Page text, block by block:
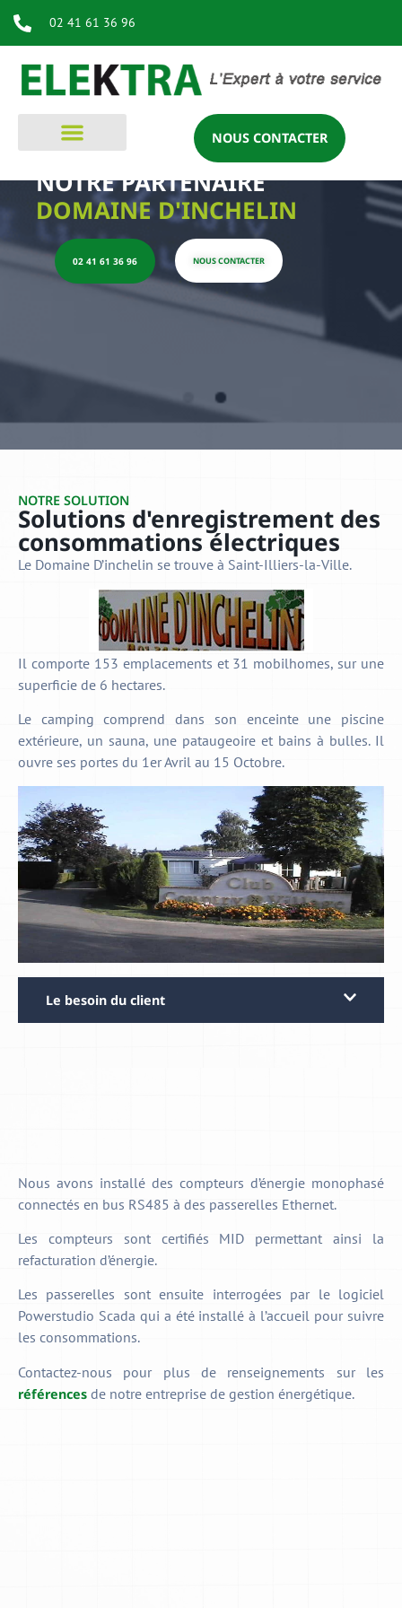
02 41 61 36 96
NOUS CONTACTER
NOTRE PARTENAIRE DOMAINE D'INCHELIN
NOTRE PARTENAIRE
DOMAINE D'INCHELIN
02 41 61 36 96 NOUS CONTACTER
NOTRE SOLUTION
Solutions d'enregistrement des
consommations électriques
Le Domaine D’inchelin se trouve à Saint-Illiers-la-Ville.
Il comporte 153 emplacements et 31 mobilhomes, sur une
superficie de 6 hectares.
Le camping comprend dans son enceinte une piscine
extérieure, un sauna, une pataugeoire et bains à bulles. Il
ouvre ses portes du 1er Avril au 15 Octobre.
Le besoin du client
Nous avons installé des compteurs d’énergie monophasé
connectés en bus RS485 à des passerelles Ethernet.
Les compteurs sont certifiés MID permettant ainsi la
refacturation d’énergie.
Les passerelles sont ensuite interrogées par le logiciel
Powerstudio Scada qui a été installé à l’accueil pour suivre
les consommations.
Contactez-nous pour plus de renseignements sur les
références de notre entreprise de gestion énergétique.